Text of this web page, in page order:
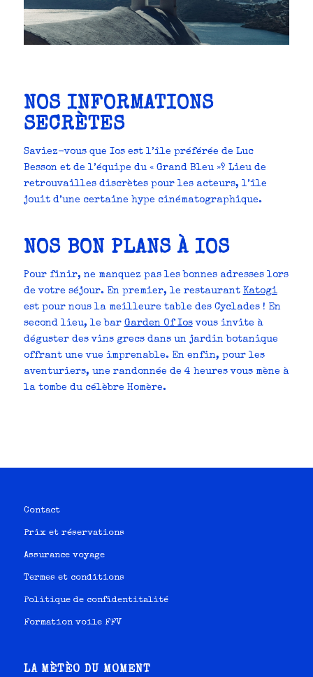
NOS INFORMATIONS
SECRÈTES
Saviez-vous que Ios est l’île préférée de Luc
Besson et de l’équipe du « Grand Bleu »? Lieu de
retrouvailles discrètes pour les acteurs, l’île
jouit d’une certaine hype cinématographique.
NOS BON PLANS À IOS
Pour finir, ne manquez pas les bonnes adresses lors
de votre séjour. En premier, le restaurant Katogi
est pour nous la meilleure table des Cyclades ! En
second lieu, le bar Garden Of Iosvous invite à
déguster des vins grecs dans un jardin botanique
offrant une vue imprenable. En enfin, pour les
aventuriers, une randonnée de 4 heures vous mène à
la tombe du célèbre Homère.
Contact
Prix et réservations
Assurance voyage
Termes et conditions
Politique de confidentitalité
Formation voile FFV
LA MÈTÈO DU MOMENT